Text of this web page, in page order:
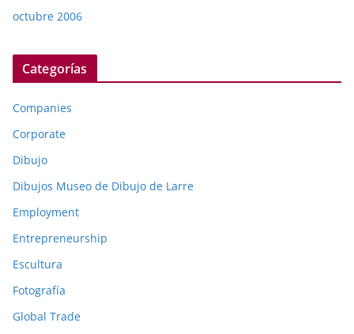
octubre 2006
Categorías
Companies
Corporate
Dibujo
Dibujos Museo de Dibujo de Larre
Employment
Entrepreneurship
Escultura
Fotografía
Global Trade